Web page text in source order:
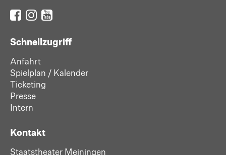
Schnellzugriff
Anfahrt
Spielplan / Kalender
Ticketing
Presse
Intern
Kontakt
Staatstheater Meiningen